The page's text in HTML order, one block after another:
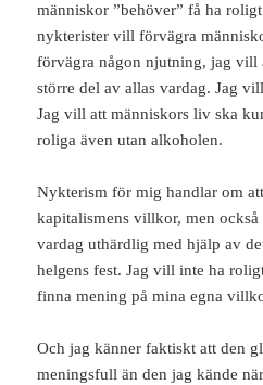
människor ”behöver” få ha
nykterister vill förvägra
förvägra någon njutning, jag vill
större del av allas vardag. Jag
Jag vill att människors liv ska
roliga även utan alkoholen.
Nykterism för mig handlar om
kapitalismens villkor, men
vardag uthärdlig med hjälp av
helgens fest. Jag vill inte ha
finna mening på mina egna
Och jag känner faktiskt att den
meningsfull än den jag kände